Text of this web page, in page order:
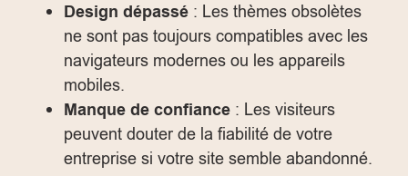
Design dépassé : Les thèmes obsolètes
ne sont pas toujours compatibles avec les
navigateurs modernes ou les appareils
mobiles.
Manque de confiance : Les visiteurs
peuvent douter de la fiabilité de votre
entreprise si votre site semble abandonné.